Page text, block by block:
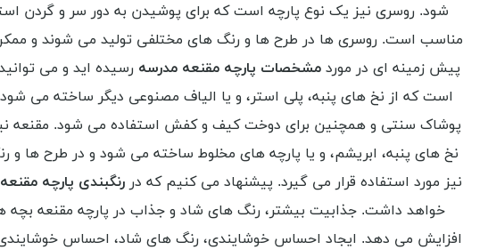
شود. روسری نیز یک نوع پارچه است که برای پوشیدن به دور سر و گردن
مناسب است. روسری ها در طرح ها و رنگ های مختلفی تولید می شوند و ممکن
پیش زمینه ای در مورد مشخصات پارچه مقنعه مدرسه رسیده اید و می
است که از نخ های پنبه، پلی استر، و یا الیاف مصنوعی دیگر ساخته می
پوشاک سنتی و همچنین برای دوخت کیف و کفش استفاده می شود. مقنعه
نخ های پنبه، ابریشم، و یا پارچه های مخلوط ساخته می شود و در طرح ها
نیز مورد استفاده قرار می گیرد. پیشنهاد می کنیم که در رنگبندی پارچه
خواهد داشت. جذابیت بیشتر، رنگ های شاد و جذاب در پارچه مقنعه بچه
افزایش می دهد. ایجاد احساس خوشایندی، رنگ های شاد، احساس